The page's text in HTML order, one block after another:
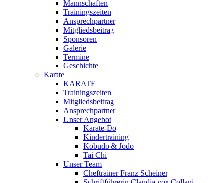
Mannschaften
Trainingszeiten
Ansprechpartner
Mitgliedsbeitrag
Sponsoren
Galerie
Termine
Geschichte
Karate
KARATE
Trainingszeiten
Mitgliedsbeitrag
Ansprechpartner
Unser Angebot
Karate-Dō
Kindertraining
Kobudō & Jōdō
Tai Chi
Unser Team
Cheftrainer Franz Scheiner